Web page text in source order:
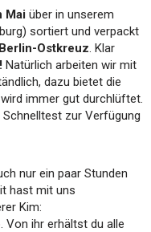
Mai über in unserem
sortiert und verpackt
Ostkreuz. Klar
Natürlich arbeiten wir mit
dazu bietet die
immer gut durchlüftet.
zur Verfügung
nur ein paar Stunden
hast mit uns
Kim:
. Von ihr erhältst du alle